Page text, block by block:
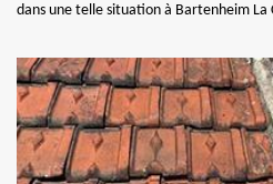
dans une telle situation à Bartenheim La